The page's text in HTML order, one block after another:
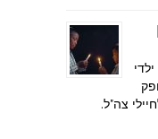
צה"ל.